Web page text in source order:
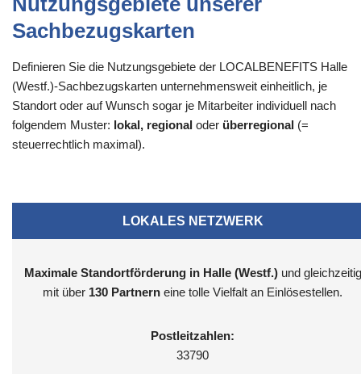
Sachbezugskarten
Definieren Sie die Nutzungsgebiete der LOCALBENEFITS Halle
(Westf.)-Sachbezugskarten unternehmensweit einheitlich, je
Standort oder auf Wunsch sogar je Mitarbeiter individuell nach
folgendem Muster: lokal, regional oder überregional (=
steuerrechtlich maximal).
LOKALES NETZWERK
Maximale Standortförderung in Halle (Westf.)und gleichzeitig
mit über 130 Partnern eine tolle Vielfalt an Einlösestellen.
Postleitzahlen:
33790